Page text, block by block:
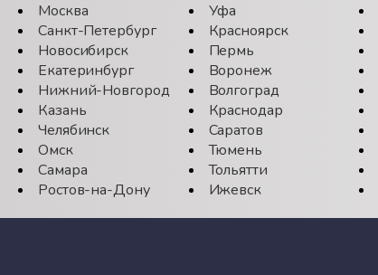
Москва
Санкт-Петербург
Новосибирск
Екатеринбург
Нижний-Новгород
Казань
Челябинск
Омск
Самара
Ростов-на-Дону
Уфа
Красноярск
Пермь
Воронеж
Волгоград
Краснодар
Саратов
Тюмень
Тольятти
Ижевск